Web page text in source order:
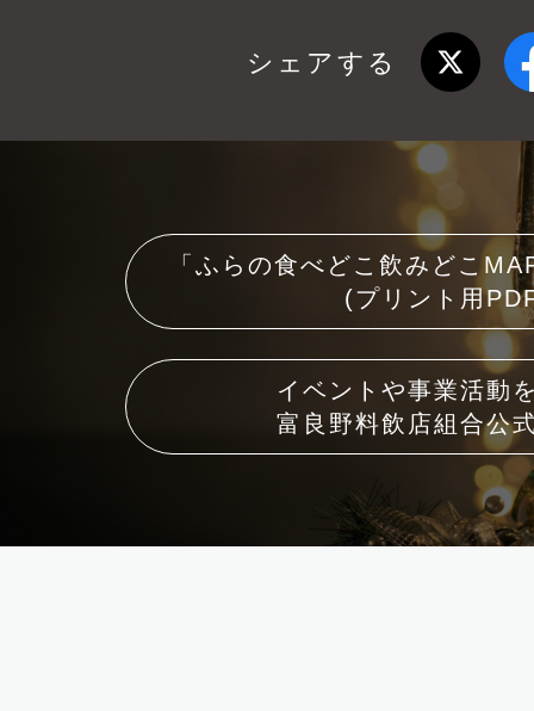
シェアする
「ふらの食べどこ飲みどこ
(プリント用
イベントや事業活動
富良野料飲店組合公